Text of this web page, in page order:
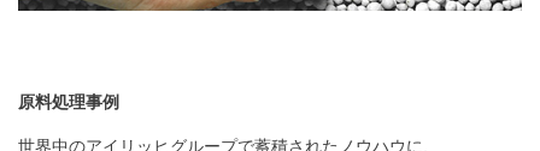
原料処理事例
世界中のアイリッヒグループで蓄積されたノウハウに、